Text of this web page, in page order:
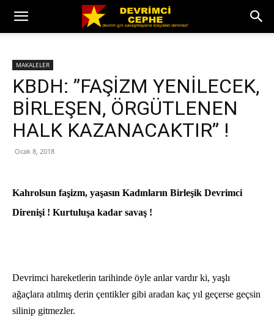
MAKALELER
KBDH: ”FAŞİZM YENİLECEK,
BİRLEŞEN, ÖRGÜTLENEN
HALK KAZANACAKTIR” !
Ocak 8, 2018
Kahrolsun faşizm, yaşasın Kadınların Birleşik Devrimci
Direnişi ! Kurtuluşa kadar savaş !
Devrimci hareketlerin tarihinde öyle anlar vardır ki, yaşlı
ağaçlara atılmış derin çentikler gibi aradan kaç yıl geçerse geçsin
silinip gitmezler.